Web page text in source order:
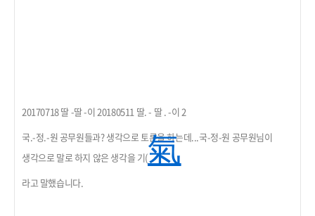
20170718 딸 -딸 -이 20180511 딸. - 딸 . -이 2
국.-정.-원 공무원들과? 생각으로 토론을 하는데...국-정-원 공무원님이
생각으로 말로 하지 않은 생각을 기(氣
라고 말했습니다.